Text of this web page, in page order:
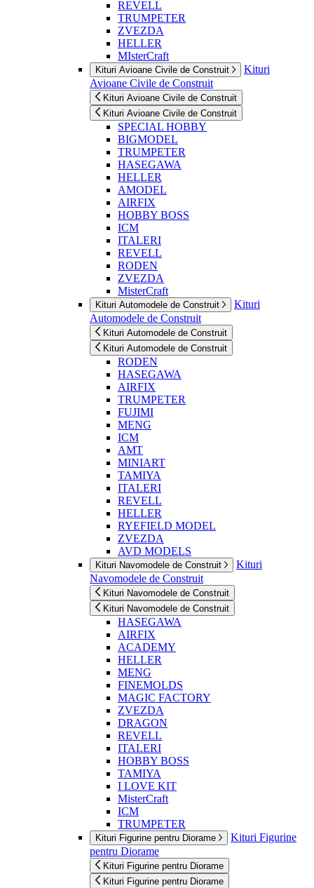
REVELL
TRUMPETER
ZVEZDA
HELLER
MIsterCraft
Kituri Avioane Civile de Construit
Kituri
Avioane Civile de Construit
Kituri Avioane Civile de Construit
Kituri Avioane Civile de Construit
SPECIAL HOBBY
BIGMODEL
TRUMPETER
HASEGAWA
HELLER
AMODEL
AIRFIX
HOBBY BOSS
ICM
ITALERI
REVELL
RODEN
ZVEZDA
MisterCraft
Kituri Automodele de Construit
Kituri
Automodele de Construit
Kituri Automodele de Construit
Kituri Automodele de Construit
RODEN
HASEGAWA
AIRFIX
TRUMPETER
FUJIMI
MENG
ICM
AMT
MINIART
TAMIYA
ITALERI
REVELL
HELLER
RYEFIELD MODEL
ZVEZDA
AVD MODELS
Kituri Navomodele de Construit
Kituri
Navomodele de Construit
Kituri Navomodele de Construit
Kituri Navomodele de Construit
HASEGAWA
AIRFIX
ACADEMY
HELLER
MENG
FINEMOLDS
MAGIC FACTORY
ZVEZDA
DRAGON
REVELL
ITALERI
HOBBY BOSS
TAMIYA
I LOVE KIT
MisterCraft
ICM
TRUMPETER
Kituri Figurine pentru Diorame
Kituri Figurine
pentru Diorame
Kituri Figurine pentru Diorame
Kituri Figurine pentru Diorame